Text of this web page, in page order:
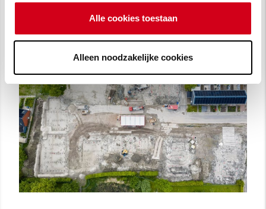
Alle cookies toestaan
Alleen noodzakelijke cookies